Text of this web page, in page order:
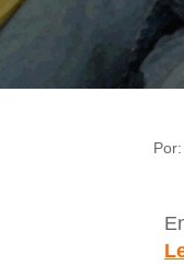
Por: